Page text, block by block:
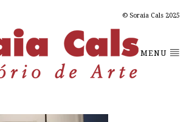
© Soraia Cals 2025
MENU